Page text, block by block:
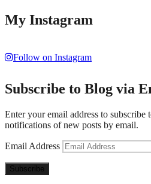
My Instagram
Follow on Instagram
Subscribe to Blog via
Enter your email address to subscribe
notifications of new posts by email.
Email Address
Subscribe